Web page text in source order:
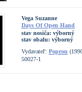
Vega Suzanne
Days Of Open Hand
stav nosiča: výborný
stav obalu: výborný
Vydavateľ: Popron
50027-1